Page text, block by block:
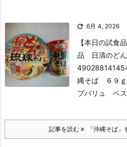
 6月 4, 2026
【本日の試食品
品 日清のど
縄そば ６９ｇ
プバリュ ベ
記事を読む 「沖縄そば」